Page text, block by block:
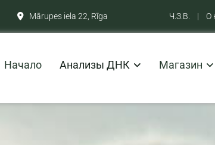
 Mārupes iela 22, Rīga Ч.З.В. |О
Начало Анализы ДНК Магазин